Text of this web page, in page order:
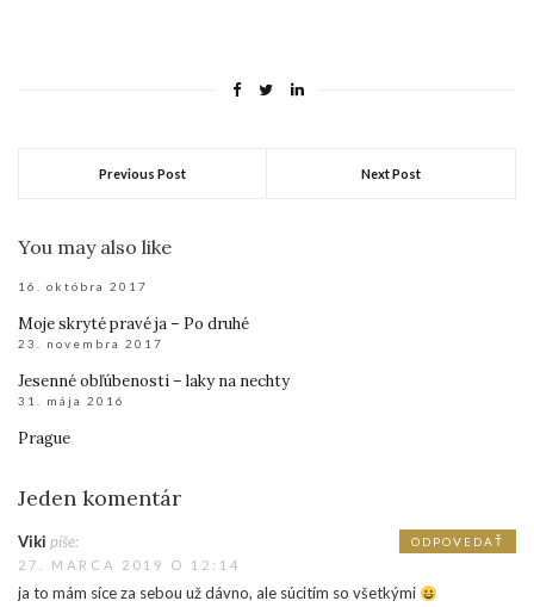
Previous Post Next Post
You may also like
16. októbra 2017
Moje skryté pravé ja – Po druhé
23. novembra 2017
Jesenné obľúbenosti – laky na nechty
31. mája 2016
Prague
Jeden komentár
Viki píše:
27. MARCA 2019 O 12:14
ja to mám síce za sebou už dávno, ale súcitím so všetkými
ODPOVEDAŤ